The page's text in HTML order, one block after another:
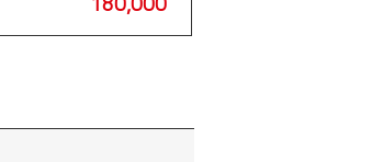
180,000